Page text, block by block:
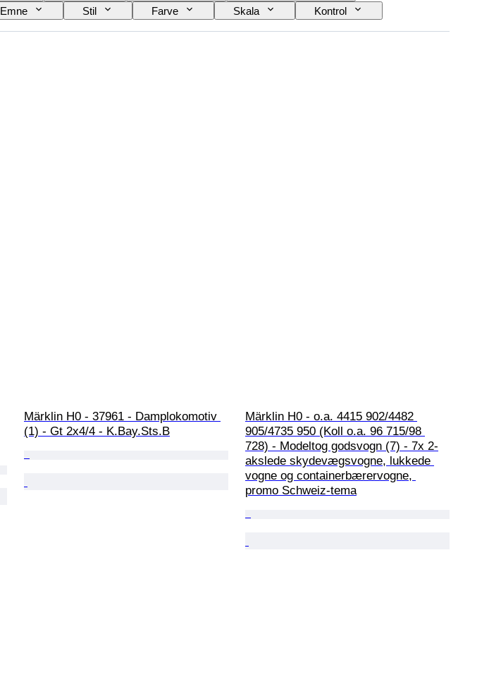
Emne Stil Farve Skala
Kontrol
Märklin H0 - 37961 - Damplokomotiv
(1) - Gt 2x4/4 - K.Bay.Sts.B
Märklin H0 - o.a. 4415 902/4482
905/4735 950 (Koll o.a. 96 715/98
728) - Modeltog godsvogn (7) - 7x 2-
akslede skydevægsvogne, lukkede
vogne og containerbærervogne,
promo Schweiz-tema